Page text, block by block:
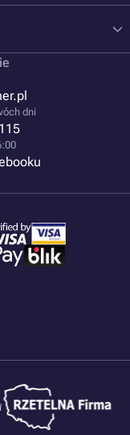
dni